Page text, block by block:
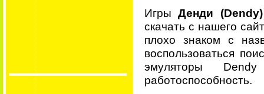
ИгрыДенди (Dendy)
скачать с нашего
плохо знаком с
воспользоваться
эмуляторы
работоспособность.